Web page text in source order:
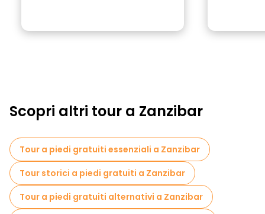
Scopri altri tour a Zanzibar
Tour a piedi gratuiti essenziali a Zanzibar
Tour storici a piedi gratuiti a Zanzibar
Tour a piedi gratuiti alternativi a Zanzibar